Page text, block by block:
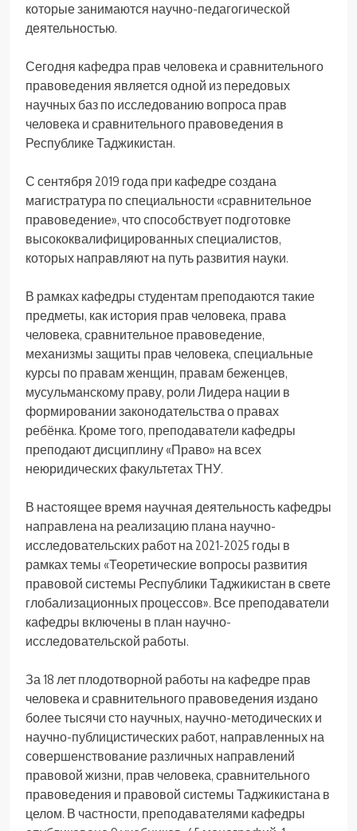
которые занимаются научно-педагогической
деятельностью.
Сегодня кафедра прав человека и сравнительного
правоведения является одной из передовых
научных баз по исследованию вопроса прав
человека и сравнительного правоведения в
Республике Таджикистан.
С сентября 2019 года при кафедре создана
магистратура по специальности «сравнительное
правоведение», что способствует подготовке
высококвалифицированных специалистов,
которых направляют на путь развития науки.
В рамках кафедры студентам преподаются такие
предметы, как история прав человека, права
человека, сравнительное правоведение,
механизмы защиты прав человека, специальные
курсы по правам женщин, правам беженцев,
мусульманскому праву, роли Лидера нации в
формировании законодательства о правах
ребёнка. Кроме того, преподаватели кафедры
преподают дисциплину «Право» на всех
неюридических факультетах ТНУ.
В настоящее время научная деятельность кафедры
направлена на реализацию плана научно-
исследовательских работ на 2021-2025 годы в
рамках темы «Теоретические вопросы развития
правовой системы Республики Таджикистан в свете
глобализационных процессов». Все преподаватели
кафедры включены в план научно-
исследовательской работы.
За 18 лет плодотворной работы на кафедре прав
человека и сравнительного правоведения издано
более тысячи сто научных, научно-методических и
научно-публицистических работ, направленных на
совершенствование различных направлений
правовой жизни, прав человека, сравнительного
правоведения и правовой системы Таджикистана в
целом. В частности, преподавателями кафедры